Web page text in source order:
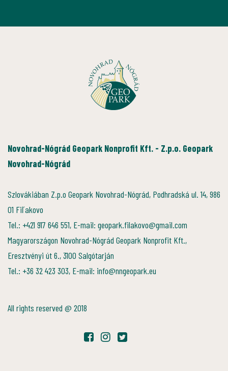
Novohrad-Nógrád Geopark Nonprofit Kft. - Z.p.o. Geopark
Novohrad-Nógrád
Szlovákiában Z.p.o Geopark Novohrad-Nógrád, Podhradská ul. 14, 986
01 Fiľakovo
Tel.: +421 917 646 551, E-mail: geopark.filakovo@gmail.com
Magyarországon Novohrad-Nógrád Geopark Nonprofit Kft.,
Eresztvényi út 6., 3100 Salgótarján
Tel.: +36 32 423 303, E-mail: info@nngeopark.eu
All rights reserved @ 2018